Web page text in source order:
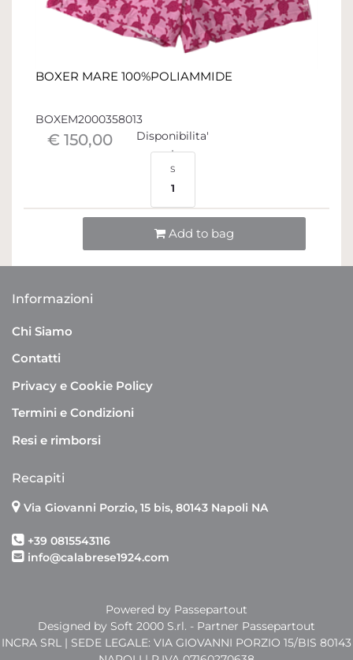
BOXER MARE 100%POLIAMMIDE
BOXEM2000358013
€ 150,00 Disponibilita'
S
1
Add to bag
Informazioni
Chi Siamo
Contatti
Privacy e Cookie Policy
Termini e Condizioni
Resi e rimborsi
Recapiti
Via Giovanni Porzio, 15 bis, 80143 Napoli NA
+39 0815543116
info@calabrese1924.com
Powered by Passepartout
Designed by Soft 2000 S.rl. - Partner Passepartout
INCRA SRL | SEDE LEGALE: VIA GIOVANNI PORZIO 15/BIS 80143